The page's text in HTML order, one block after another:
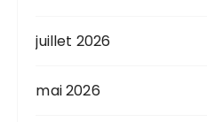
juillet 2026
mai 2026